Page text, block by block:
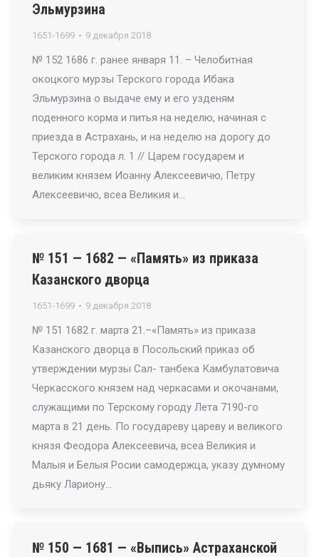
Эльмурзина
1651-1699 9 декабря 2018
№ 152 1686 г. ранее января 11. – Челобитная
окоцкого мурзы Терского города Ибака
Эльмурзина о выдаче ему и его узденям
поденного корма и питья на неделю, начиная с
приезда в Астрахань, и на неделю на дорогу до
Терского города л. 1 // Царем государем и
великим князем Иоанну Алексеевичю, Петру
Алексеевичю, всеа Великия и…
№ 151 — 1682 — «Память» из приказа
Казанского дворца
1651-1699 9 декабря 2018
№ 151 1682 г. марта 21.–«Память» из приказа
Казанского дворца в Посольский приказ об
утверждении мурзы Сал- танбека Камбулатовича
Черкасского князем над черкасами и окочанами,
служащими по Терскому городу Лета 7190-го
марта в 21 день. По государеву цареву и великого
князя Феодора Алексеевича, всеа Великия и
Малыя и Белыя Росии самодержца, указу думному
дьяку Лариону…
№ 150 — 1681 — «Выпись» Астраханской